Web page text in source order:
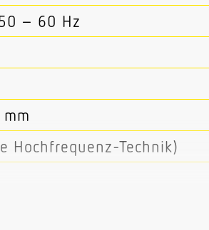
– 60 Hz
Hochfrequenz-Technik)